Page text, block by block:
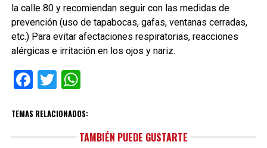
la calle 80 y recomiendan seguir con las medidas de
prevención (uso de tapabocas, gafas, ventanas cerradas,
etc.) Para evitar afectaciones respiratorias, reacciones
alérgicas e irritación en los ojos y nariz.
Facebook
TwitterWhatsApp
TEMAS RELACIONADOS:
TAMBIÉN PUEDE GUSTARTE